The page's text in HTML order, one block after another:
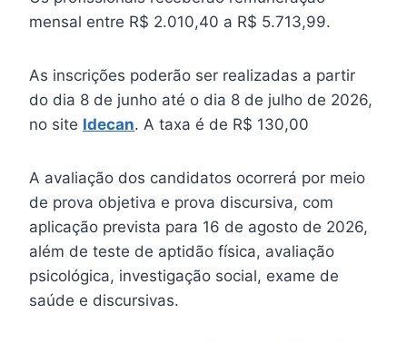
mensal entre R$ 2.010,40 a R$ 5.713,99.
As inscrições poderão ser realizadas a partir
do dia 8 de junho até o dia 8 de julho de 2026,
no site Idecan. A taxa é de R$ 130,00
A avaliação dos candidatos ocorrerá por meio
de prova objetiva e prova discursiva, com
aplicação prevista para 16 de agosto de 2026,
além de teste de aptidão física, avaliação
psicológica, investigação social, exame de
saúde e discursivas.